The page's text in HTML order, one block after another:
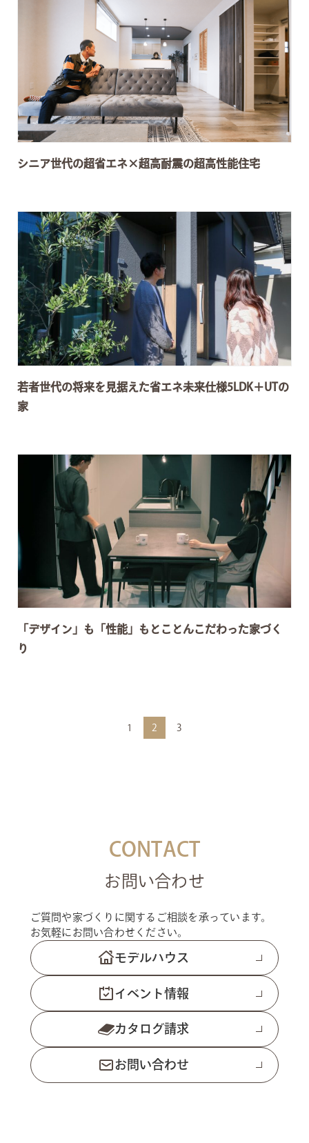
シニア世代の超省エネ×超高耐震の超高性能住宅
若者世代の将来を見据えた省エネ未来仕様5LDK＋UTの
家
「デザイン」も「性能」もとことんこだわった家づく
り
1 2 3
CONTACT
お問い合わせ
ご質問や家づくりに関するご相談を承っています。
お気軽にお問い合わせください。
モデルハウス
イベント情報
カタログ請求
お問い合わせ